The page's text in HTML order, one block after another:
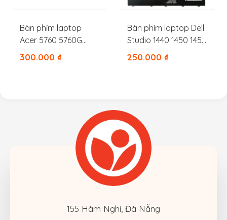
Bàn phím laptop
Acer 5760 5760G
7750 7750G 7750Z
300.000 ₫
Bàn phím laptop Dell
Studio 1440 1450 1457
1458
250.000 ₫
155 Hàm Nghi, Đà Nẵng